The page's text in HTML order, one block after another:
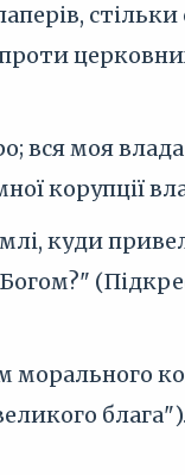
вся моя
корупції
куди
морального
блага").